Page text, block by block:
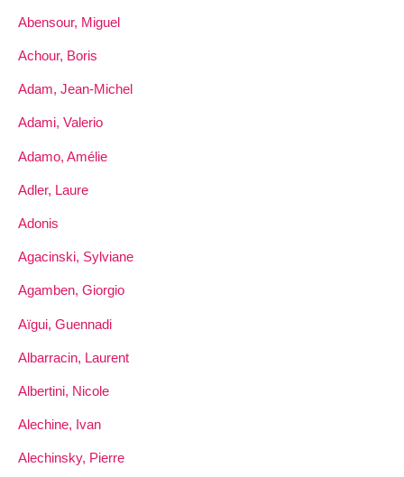
Abensour, Miguel
Achour, Boris
Adam, Jean-Michel
Adami, Valerio
Adamo, Amélie
Adler, Laure
Adonis
Agacinski, Sylviane
Agamben, Giorgio
Aïgui, Guennadi
Albarracin, Laurent
Albertini, Nicole
Alechine, Ivan
Alechinsky, Pierre